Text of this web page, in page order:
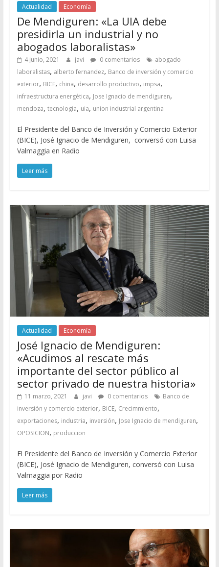
Actualidad Economía
De Mendiguren: «La UIA debe
presidirla un industrial y no
abogados laboralistas»
4 junio, 2021 javi 0 comentarios
abogado
laboralistas, alberto fernandez, Banco de inversión y comercio
exterior, BICE, china, desarrollo productivo, impsa,
infraestructura energética, Jose Ignacio de mendiguren,
mendoza, tecnologia, uia, union industrial argentina
El Presidente del Banco de Inversión y Comercio Exterior
(BICE), José Ignacio de Mendiguren, conversó con Luisa
Valmaggia en Radio
Leer más
Actualidad Economía
José Ignacio de Mendiguren:
«Acudimos al rescate más
importante del sector público al
sector privado de nuestra historia»
11 marzo, 2021 javi 0 comentarios
Banco de
inversión y comercio exterior, BICE, Crecimmiento,
exportaciones, industria, inversión, Jose Ignacio de mendiguren,
OPOSICION, produccion
El Presidente del Banco de Inversión y Comercio Exterior
(BICE), José Ignacio de Mendiguren, conversó con Luisa
Valmaggia por Radio
Leer más